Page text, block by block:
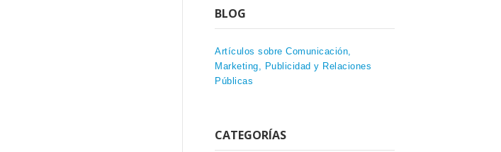
BLOG
Artículos sobre Comunicación,
Marketing, Publicidad y Relaciones
Públicas
CATEGORÍAS